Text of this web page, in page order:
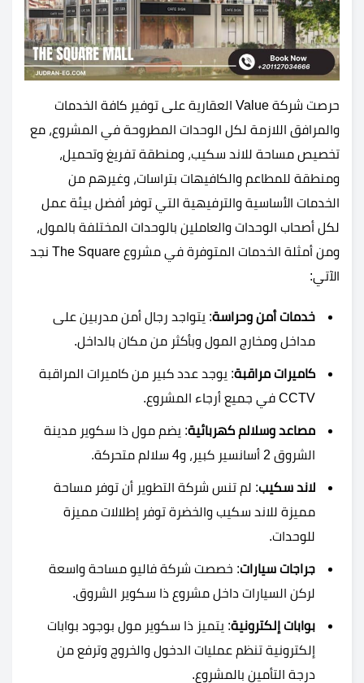
حرصت شركة Value العقارية على توفير كافة الخدمات
والمرافق اللازمة لكل الوحدات المطروحة في المشروع، مع
تخصيص مساحة للاند سكيب، ومنطقة تفريغ وتحميل،
ومنطقة للمطاعم والكافيهات بتراسات، وغيرهم من
الخدمات الأساسية والترفيهية التي توفر أفضل بيئة عمل
لكل أصحاب الوحدات والعاملين بالوحدات المختلفة بالمول،
ومن أمثلة الخدمات المتوفرة في مشروع The Square نجد
الآتي:
خدمات أمن وحراسة: يتواجد رجال أمن مدربين على
مداخل ومخارج المول وبأكثر من مكان بالداخل.
كاميرات مراقبة: يوجد عدد كبير من كاميرات المراقبة
CCTV في جميع أرجاء المشروع.
مصاعد وسلالم كهربائية: يضم مول ذا سكوير مدينة
الشروق 2 أسانسير كبير، و4 سلالم متحركة.
لاند سكيب: لم تنس شركة التطوير أن توفر مساحة
مميزة للاند سكيب والخضرة توفر إطلالات مميزة
للوحدات.
جراجات سيارات: خصصت شركة فاليو مساحة واسعة
لركن السيارات داخل مشروع ذا سكوير الشروق.
بوابات إلكترونية: يتميز ذا سكوير مول بوجود بوابات
إلكترونية تنظم عمليات الدخول والخروج وترفع من
درجة التأمين بالمشروع.